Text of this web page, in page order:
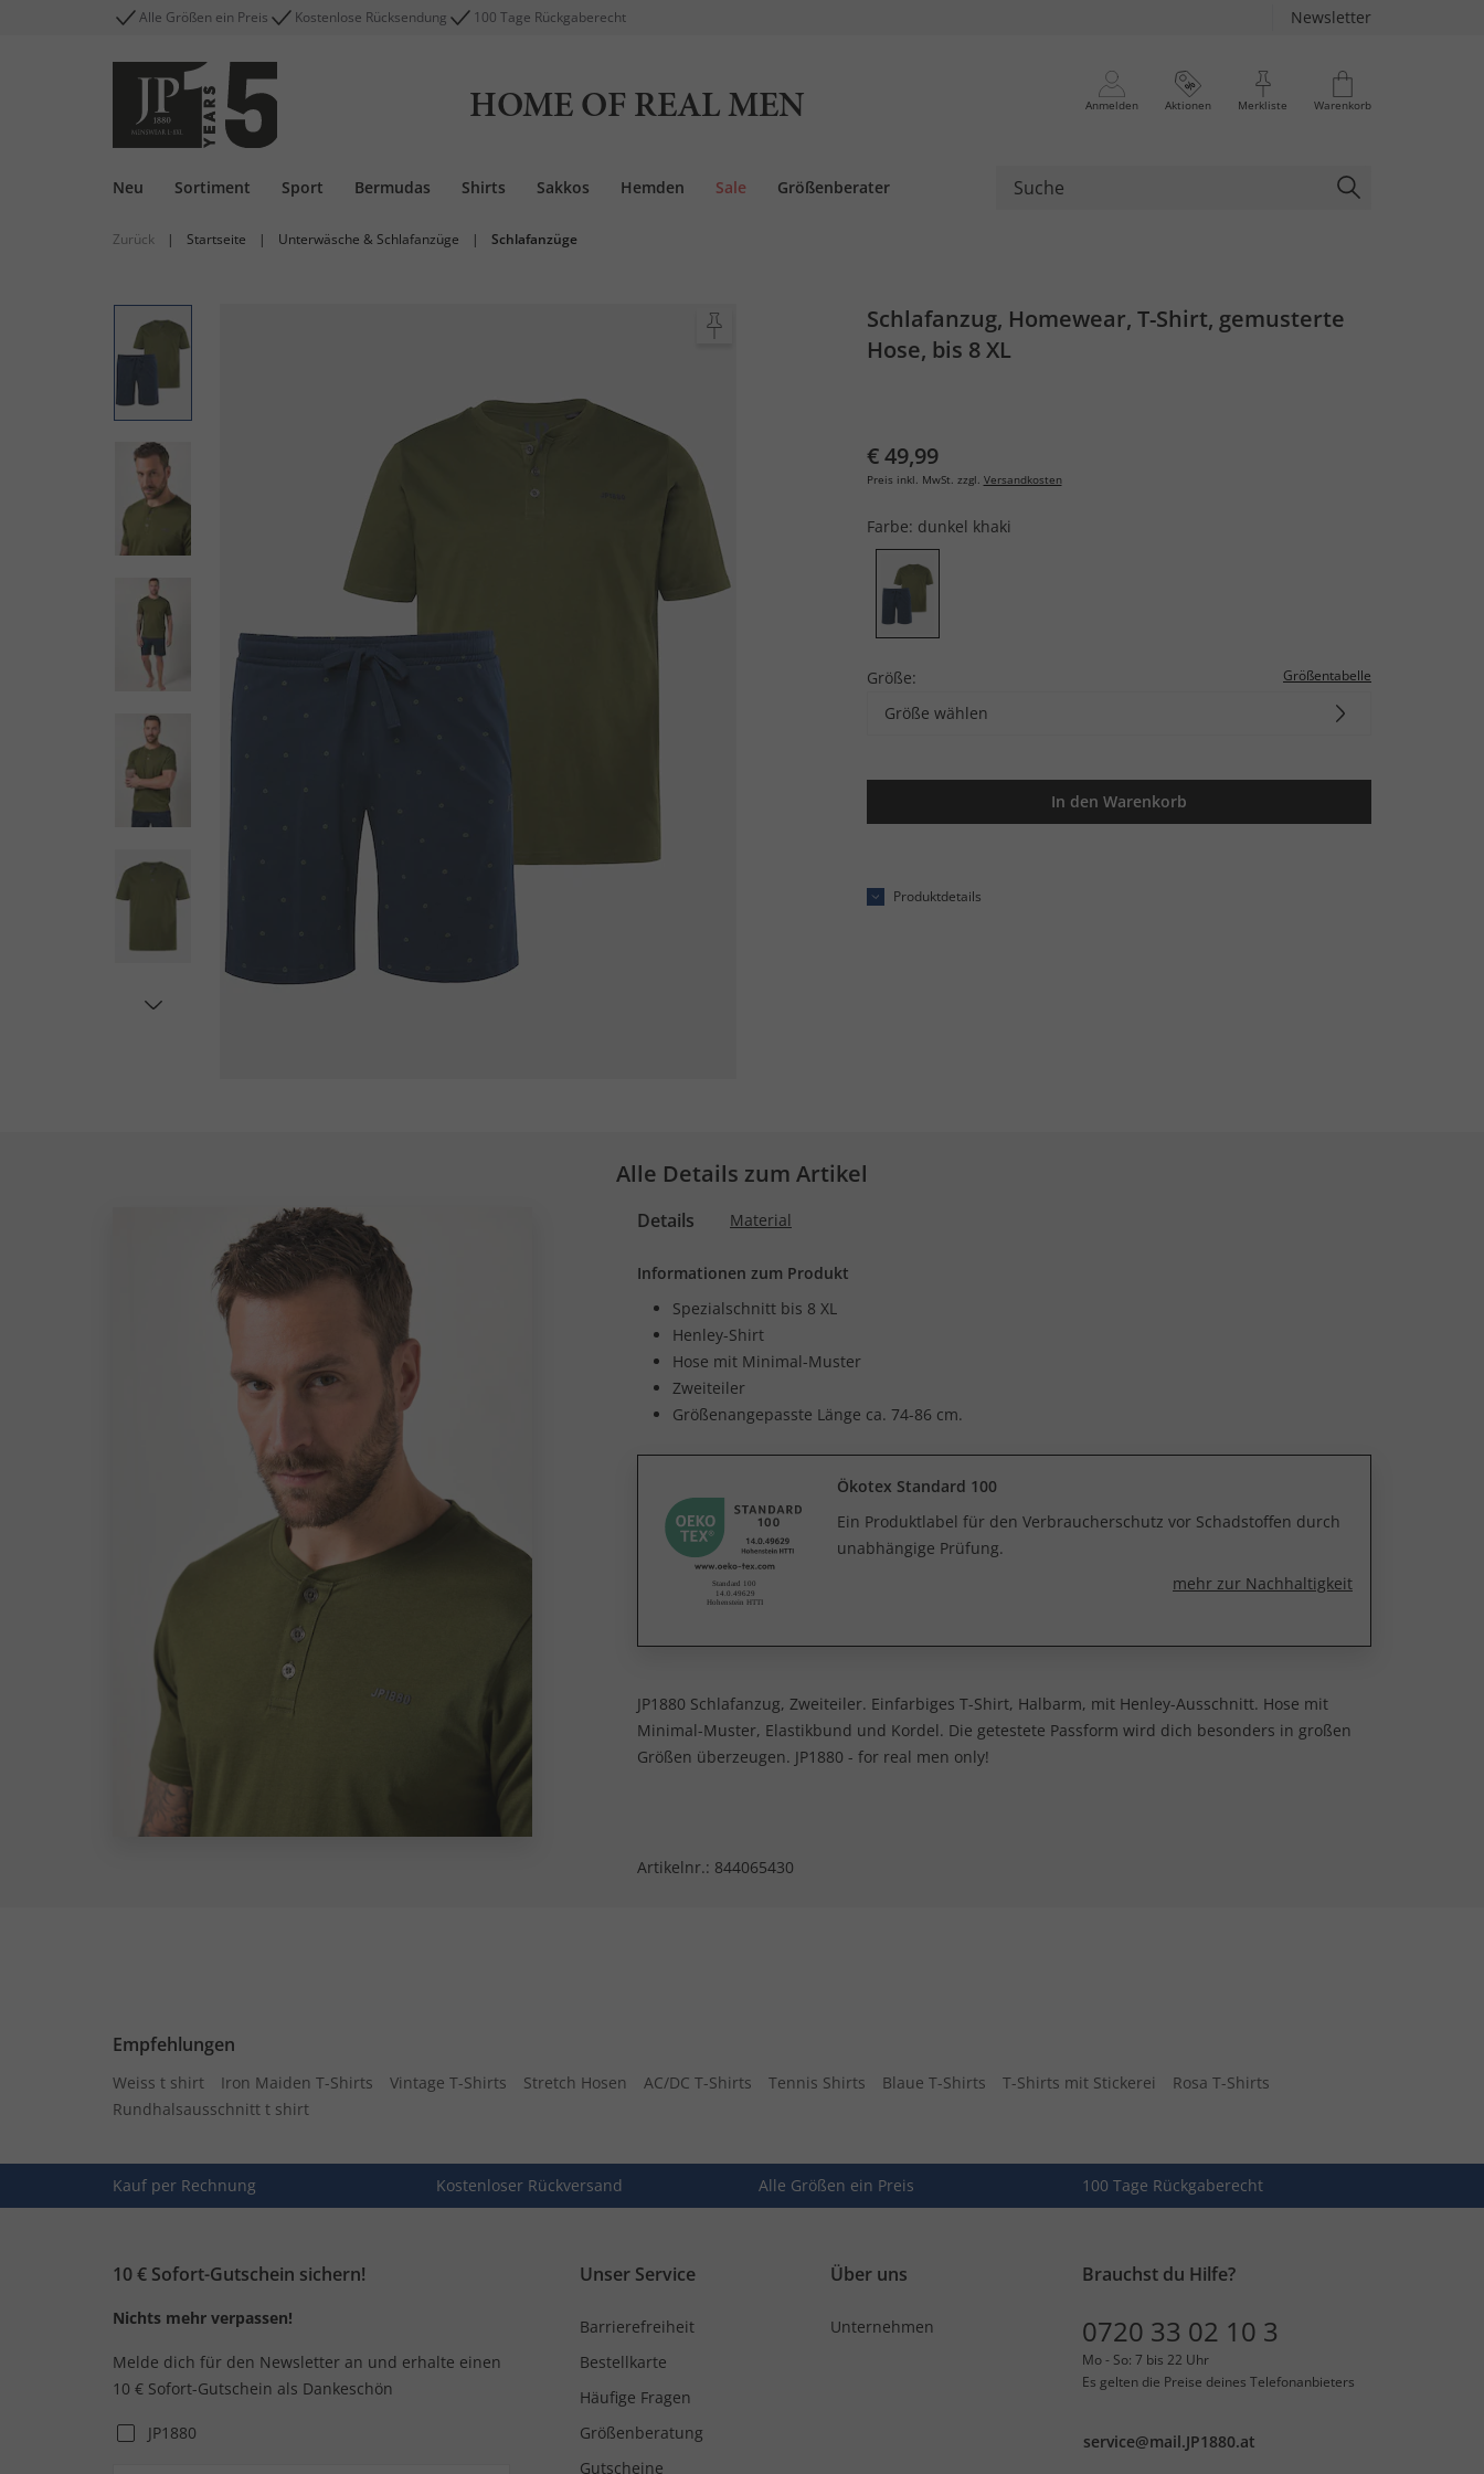
Alle Größen ein Preis Kostenlose Rücksendung 100 Tage Rückgaberecht Newsletter
HOME OF REAL MEN Anmelden Aktionen Merkliste Warenkorb
Neu Sortiment Sport Bermudas Shirts Sakkos Hemden Sale Größenberater
Zurück | Startseite | Unterwäsche & Schlafanzüge | Schlafanzüge
Schlafanzug, Homewear, T-Shirt, gemusterte
Hose, bis 8 XL
€ 49,99
Preis inkl. MwSt. zzgl. Versandkosten
Farbe: dunkel khaki
Größe: Größentabelle
Größe wählen
In den Warenkorb
Produktdetails
Alle Details zum Artikel
Details Material
Informationen zum Produkt
Spezialschnitt bis 8 XL
Henley-Shirt
Hose mit Minimal-Muster
Zweiteiler
Größenangepasste Länge ca. 74-86 cm.
Ökotex Standard 100
Ein Produktlabel für den Verbraucherschutz vor Schadstoffen durch
unabhängige Prüfung.
mehr zur Nachhaltigkeit
JP1880 Schlafanzug, Zweiteiler. Einfarbiges T-Shirt, Halbarm, mit Henley-Ausschnitt. Hose mit
Minimal-Muster, Elastikbund und Kordel. Die getestete Passform wird dich besonders in großen
Größen überzeugen. JP1880 - for real men only!
Artikelnr.: 844065430
Empfehlungen
Weiss t shirt Iron Maiden T-Shirts Vintage T-Shirts Stretch Hosen AC/DC T-Shirts Tennis Shirts Blaue T-Shirts T-Shirts mit Stickerei
Rosa T-Shirts
Rundhalsausschnitt t shirt
Kauf per Rechnung Kostenloser Rückversand Alle Größen ein Preis 100 Tage Rückgaberecht
10 € Sofort-Gutschein sichern!
Nichts mehr verpassen!
Melde dich für den Newsletter an und erhalte einen
10 € Sofort-Gutschein als Dankeschön
JP1880
Unser Service
Barrierefreiheit
Bestellkarte
Häufige Fragen
Größenberatung
Gutscheine
Über uns
Unternehmen
Brauchst du Hilfe?
0720 33 02 10 3
Mo - So: 7 bis 22 Uhr
Es gelten die Preise deines Telefonanbieters
service@mail.JP1880.at